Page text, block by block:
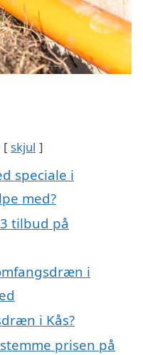
skjul
speciale i
med?
tilbud på
i
i Kås?
prisen på